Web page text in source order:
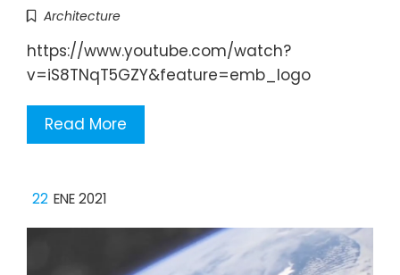
Architecture
https://www.youtube.com/watch?
v=iS8TNqT5GZY&feature=emb_logo
Read More
22 ENE 2021